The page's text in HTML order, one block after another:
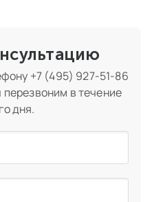
+7 (495) 927-51-86
перезвоним в течение
дня.